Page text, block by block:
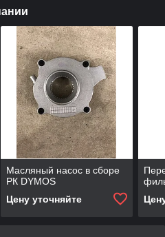
Масляный насос в сборе
РК DYMOS
Цену уточняйте